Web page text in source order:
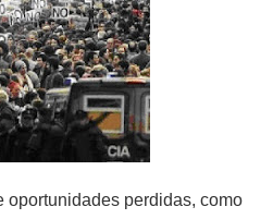
oportunidades perdidas, como